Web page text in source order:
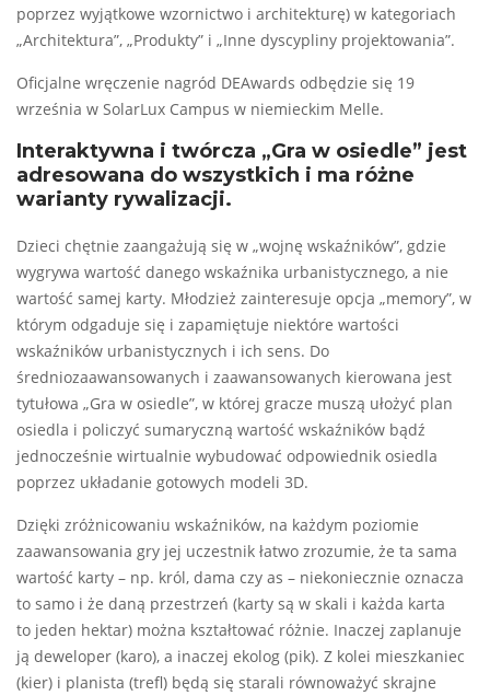
poprzez wyjątkowe wzornictwo i architekturę) w kategoriach
„Architektura”, „Produkty” i „Inne dyscypliny projektowania”.
Oficjalne wręczenie nagród DEAwards odbędzie się 19
września w SolarLux Campus w niemieckim Melle.
Interaktywna i twórcza „Gra w osiedle” jest
adresowana do wszystkich i ma różne
warianty rywalizacji.
Dzieci chętnie zaangażują się w „wojnę wskaźników”, gdzie
wygrywa wartość danego wskaźnika urbanistycznego, a nie
wartość samej karty. Młodzież zainteresuje opcja „memory”, w
którym odgaduje się i zapamiętuje niektóre wartości
wskaźników urbanistycznych i ich sens. Do
średniozaawansowanych i zaawansowanych kierowana jest
tytułowa „Gra w osiedle”, w której gracze muszą ułożyć plan
osiedla i policzyć sumaryczną wartość wskaźników bądź
jednocześnie wirtualnie wybudować odpowiednik osiedla
poprzez układanie gotowych modeli 3D.
Dzięki zróżnicowaniu wskaźników, na każdym poziomie
zaawansowania gry jej uczestnik łatwo zrozumie, że ta sama
wartość karty – np. król, dama czy as – niekoniecznie oznacza
to samo i że daną przestrzeń (karty są w skali i każda karta
to jeden hektar) można kształtować różnie. Inaczej zaplanuje
ją deweloper (karo), a inaczej ekolog (pik). Z kolei mieszkaniec
(kier) i planista (trefl) będą się starali równoważyć skrajne